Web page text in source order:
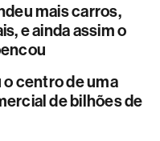
mais carros,
e ainda assim o
o centro de uma
de bilhões de